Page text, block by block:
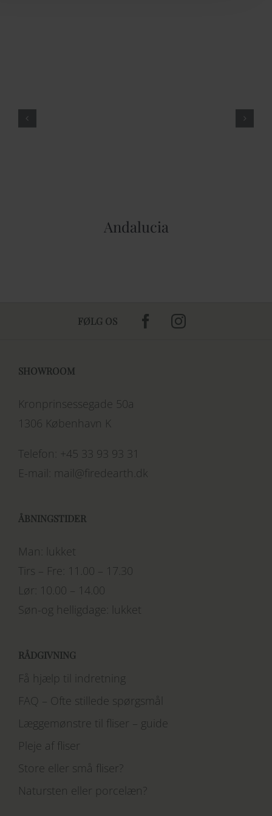
Andalucia
FØLG OS
SHOWROOM
Kronprinsessegade 50a
1306 København K
Telefon: +45 33 93 93 31
E-mail: mail@firedearth.dk
ÅBNINGSTIDER
Man: lukket
Tirs – Fre: 11.00 – 17.30
Lør: 10.00 – 14.00
Søn-og helligdage: lukket
RÅDGIVNING
Få hjælp til indretning
FAQ – Ofte stillede spørgsmål
Læggemønstre til fliser – guide
Pleje af fliser
Store eller små fliser?
Natursten eller porcelæn?